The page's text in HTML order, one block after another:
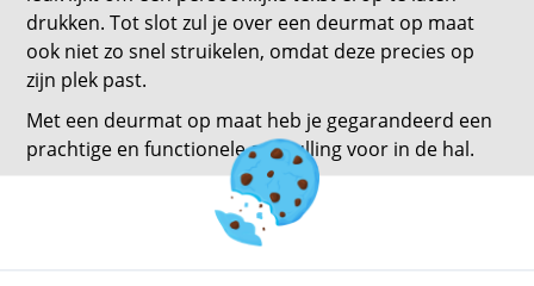
drukken. Tot slot zul je over een deurmat op maat
ook niet zo snel struikelen, omdat deze precies op
zijn plek past.
Met een deurmat op maat heb je gegarandeerd een
prachtige en functionele aanvulling voor in de hal.
terug naar overzicht